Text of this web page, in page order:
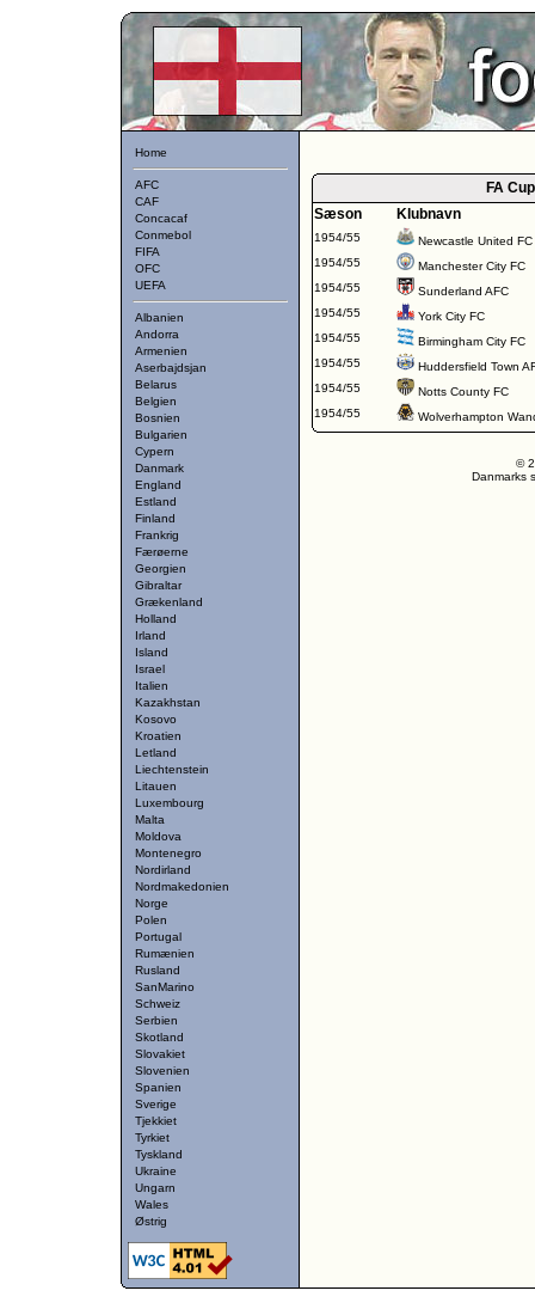
Home
AFC
CAF
Concacaf
Conmebol
FIFA
OFC
UEFA
Albanien
Andorra
Armenien
Aserbajdsjan
Belarus
Belgien
Bosnien
Bulgarien
Cypern
Danmark
England
Estland
Finland
Frankrig
Færøerne
Georgien
Gibraltar
Grækenland
Holland
Irland
Island
Israel
Italien
Kazakhstan
Kosovo
Kroatien
Letland
Liechtenstein
Litauen
Luxembourg
Malta
Moldova
Montenegro
Nordirland
Nordmakedonien
Norge
Polen
Portugal
Rumænien
Rusland
SanMarino
Schweiz
Serbien
Skotland
Slovakiet
Slovenien
Spanien
Sverige
Tjekkiet
Tyrkiet
Tyskland
Ukraine
Ungarn
Wales
Østrig
FA Cup
Sæson
Klubnavn
1954/55
Newcastle United FC
1954/55
Manchester City FC
1954/55
Sunderland AFC
1954/55
York City FC
1954/55
Birmingham City FC
1954/55
Huddersfield Town
1954/55
Notts County FC
1954/55
Wolverhampton
©
Danmarks